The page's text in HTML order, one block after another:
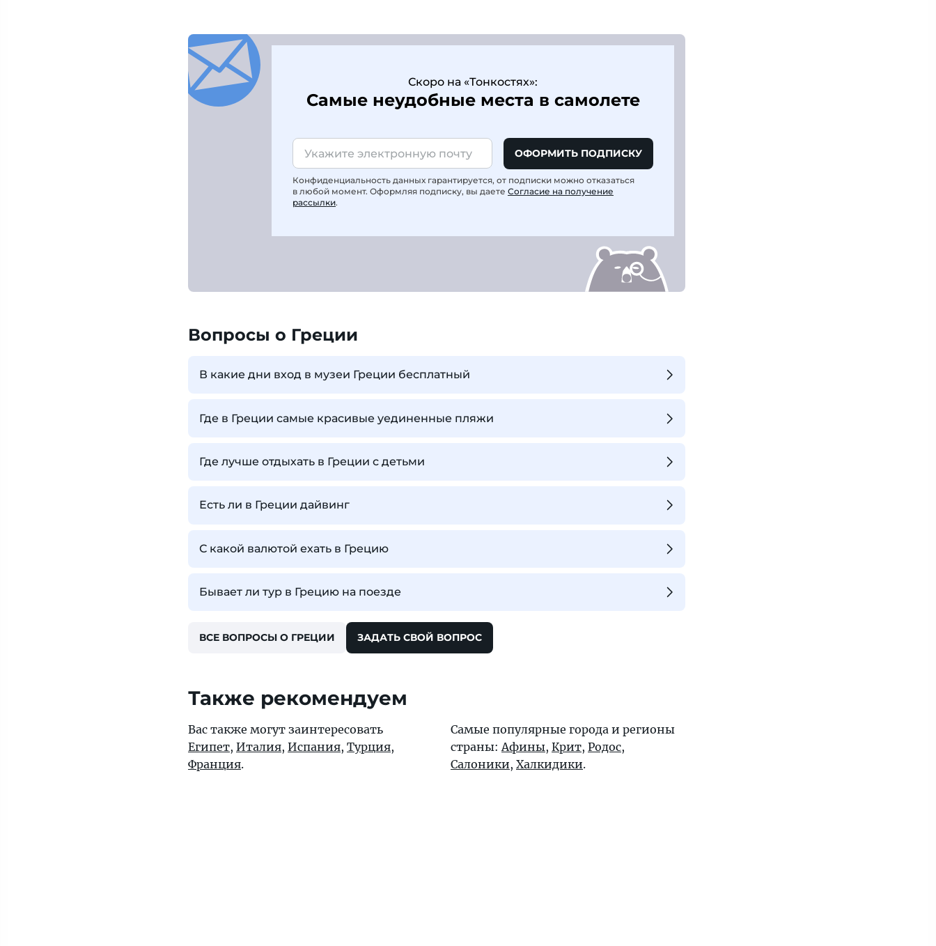
Скоро на «Тонкостях»:
Самые неудобные места в самолете
ОФОРМИТЬ ПОДПИСКУ
Конфиденциальность данных гарантируется, от подписки можно отказаться
в любой момент. Оформляя подписку, вы даете Согласие на получение
рассылки.
Вопросы о Греции
В какие дни вход в музеи Греции бесплатный
Где в Греции самые красивые уединенные пляжи
Где лучше отдыхать в Греции с детьми
Есть ли в Греции дайвинг
С какой валютой ехать в Грецию
Бывает ли тур в Грецию на поезде
ВСЕ ВОПРОСЫ О ГРЕЦИИ ЗАДАТЬ СВОЙ ВОПРОС
Также рекомендуем
Вас также могут заинтересовать
Египет, Италия, Испания, Турция,
Франция.
Самые популярные города и регионы
страны:Афины, Крит, Родос,
Салоники, Халкидики.